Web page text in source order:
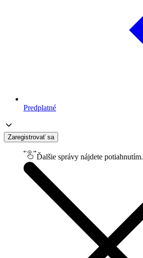
Predplatné
Zaregistrovať sa
Ďalšie správy nájdete potiahnutím.